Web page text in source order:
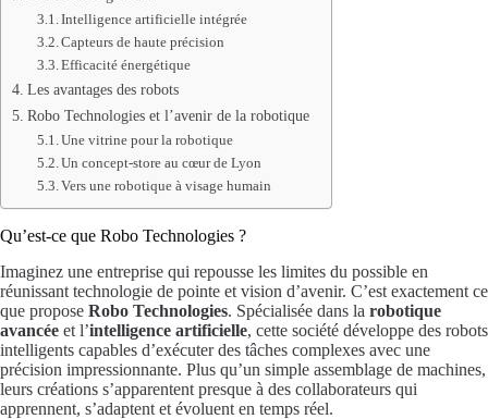
Intelligence artificielle intégrée
Capteurs de haute précision
Efficacité énergétique
Les avantages des robots
Robo Technologies et l’avenir de la robotique
Une vitrine pour la robotique
Un concept-store au cœur de Lyon
Vers une robotique à visage humain
Qu’est-ce que Robo Technologies ?
Imaginez une entreprise qui repousse les limites du possible en
réunissant technologie de pointe et vision d’avenir. C’est exactement ce
que propose Robo Technologies. Spécialisée dans la robotique
avancée et l’intelligence artificielle, cette société développe des robots
intelligents capables d’exécuter des tâches complexes avec une
précision impressionnante. Plus qu’un simple assemblage de machines,
leurs créations s’apparentent presque à des collaborateurs qui
apprennent, s’adaptent et évoluent en temps réel.